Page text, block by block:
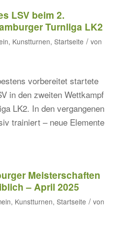
LSV beim 2.
Turnliga LK2
, Kunstturnen, Startseite / von
vorbereitet startete
in den zweiten Wettkampf
LK2. In den vergangenen
trainiert – neue Elemente
Meisterschaften
– April 2025
, Kunstturnen, Startseite / von